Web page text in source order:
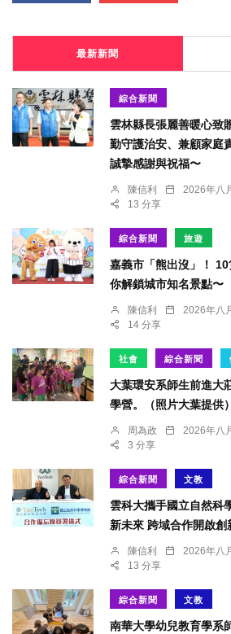
最新新聞
綜合新聞
雲林縣長張麗善暖心致
勤守護治安、兼顧家庭
誠摯感謝與祝福〜
陳信利 2026年八
13 分享
綜合新聞 旅遊
嘉義市「熊出沒」！
你解鎖城市知名景點〜
陳信利 2026年八
14 分享
社會 綜合新聞
大葉環安系師生前進大
學營。（照片大葉提供）
周為政 2026年八
3 分享
綜合新聞 文教
雲科大攜手國立自然科
新未來 跨域合作開啟創
陳信利 2026年八
13 分享
綜合新聞 文教
南華大學幼兒教育學系